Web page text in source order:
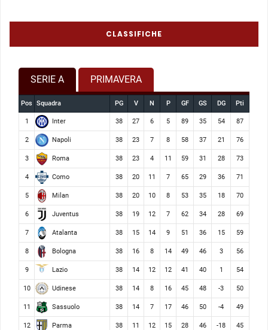
CLASSIFICHE
SERIE A PRIMAVERA
Pos Squadra PG V N P GF GS DG Pti
1 Inter 38 27 6 5 89 35 54 87
2 Napoli 38 23 7 8 58 37 21 76
3 Roma 38 23 4 11 59 31 28 73
4 Como 38 20 11 7 65 29 36 71
5 Milan 38 20 10 8 53 35 18 70
6 Juventus 38 19 12 7 62 34 28 69
7 Atalanta 38 15 14 9 51 36 15 59
8 Bologna 38 16 8 14 49 46 3 56
9 Lazio 38 14 12 12 41 40 1 54
10 Udinese 38 14 8 16 45 48 -3 50
11 Sassuolo 38 14 7 17 46 50 -4 49
12 Parma 38 11 12 15 28 46 -18 45